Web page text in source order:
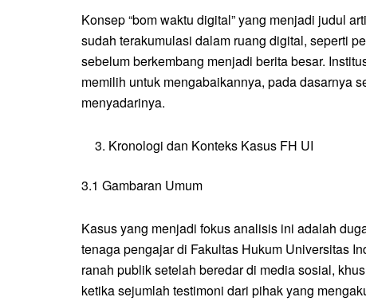
Konsep “bom waktu digital” yang menjadi judul
sudah terakumulasi dalam ruang digital, seperti
sebelum berkembang menjadi berita besar.
memilih untuk mengabaikannya, pada dasarnya
menyadarinya.
Kronologi dan Konteks Kasus FH UI
3.1 Gambaran Umum
Kasus yang menjadi fokus analisis ini adalah
tenaga pengajar di Fakultas Hukum Universitas
ranah publik setelah beredar di media sosial,
ketika sejumlah testimoni dari pihak yang